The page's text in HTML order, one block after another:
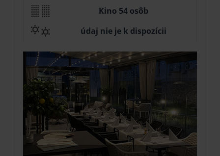
Kino 54 osôb
údaj nie je k dispozícii